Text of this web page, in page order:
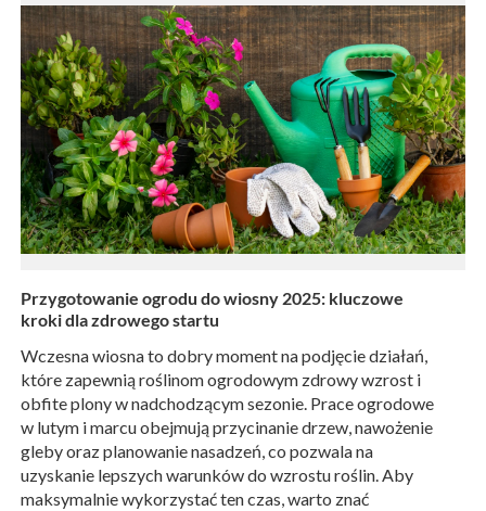
Przygotowanie ogrodu do wiosny 2025: kluczowe
kroki dla zdrowego startu
Wczesna wiosna to dobry moment na podjęcie działań,
które zapewnią roślinom ogrodowym zdrowy wzrost i
obfite plony w nadchodzącym sezonie. Prace ogrodowe
w lutym i marcu obejmują przycinanie drzew, nawożenie
gleby oraz planowanie nasadzeń, co pozwala na
uzyskanie lepszych warunków do wzrostu roślin. Aby
maksymalnie wykorzystać ten czas, warto znać